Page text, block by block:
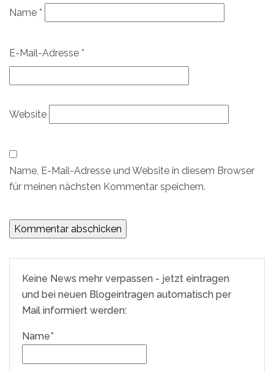
Name *
E-Mail-Adresse *
Website
Name, E-Mail-Adresse und Website in diesem Browser
für meinen nächsten Kommentar speichern.
Keine News mehr verpassen - jetzt eintragen
und bei neuen Blogeintragen automatisch per
Mail informiert werden:
Name*